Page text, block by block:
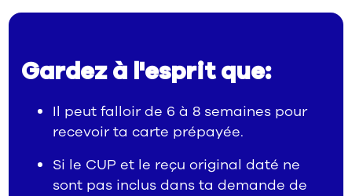
Gardez à l'esprit que:
Il peut falloir de 6 à 8 semaines pour
recevoir ta carte prépayée.
Si le CUP et le reçu original daté ne
sont pas inclus dans ta demande de